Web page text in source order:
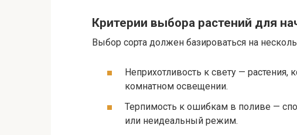
Критерии выбора растений для
Выбор сорта должен базироваться на
Неприхотливость к свету — растения,
комнатном освещении.
Терпимость к ошибкам в поливе —
или неидеальный режим.